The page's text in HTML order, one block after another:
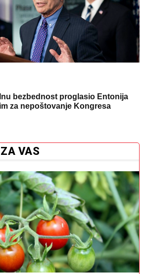
bezbednost proglasio Entonija
za nepoštovanje Kongresa
VAS